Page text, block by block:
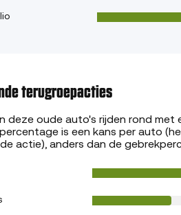
terugroepacties
deze oude auto's rijden rond
is een kans per auto
actie), anders dan de